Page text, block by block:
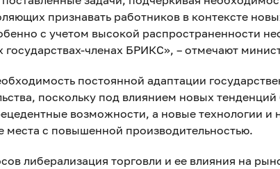
признавать работников в контексте
с учетом высокой распространенности
государствах-членах БРИКС», – отмечают
постоянной адаптации
поскольку под влиянием новых
возможности, а новые технологии и
места с повышенной производительностью.
либерализация торговли и ее влияния на